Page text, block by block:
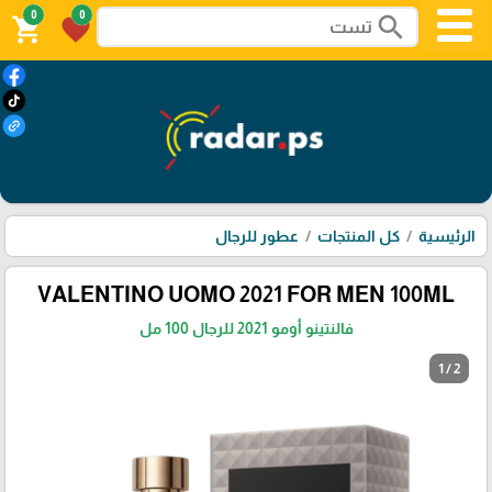
search
0
favorite
0
shopping_cart
الرئيسية كل المنتجات عطور للرجال
VALENTINO UOMO 2021 FOR MEN 100ML
فالنتينو أومو 2021 للرجال 100 مل
1 / 2